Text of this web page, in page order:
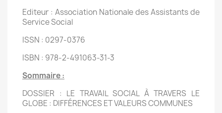
Editeur : Association Nationale des Assistants de
Service Social
ISSN : 0297-0376
ISBN : 978-2-491063-31-3
Sommaire :
DOSSIER : LE TRAVAIL SOCIAL À TRAVERS LE
GLOBE : DIFFÉRENCES ET VALEURS COMMUNES